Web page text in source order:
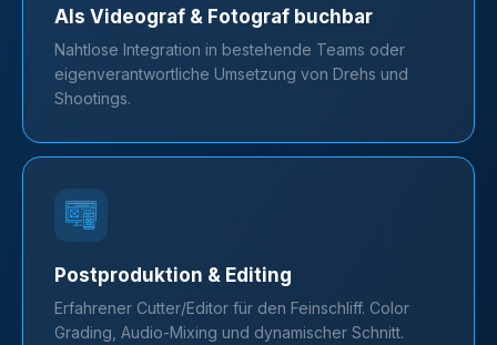
Als Videograf & Fotograf buchbar
Nahtlose Integration in bestehende Teams oder
eigenverantwortliche Umsetzung von Drehs und
Shootings.
Postproduktion & Editing
Erfahrener Cutter/Editor für den Feinschliff. Color
Grading, Audio-Mixing und dynamischer Schnitt.